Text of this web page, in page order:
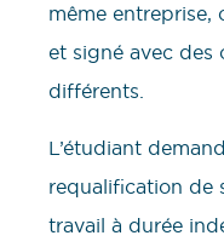
même entreprise,
et signé avec des
différents.
L’étudiant
requalification de
travail à durée